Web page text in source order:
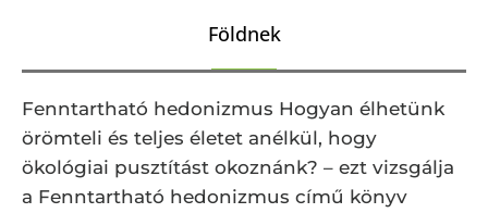
Földnek
Fenntartható hedonizmus Hogyan élhetünk
örömteli és teljes életet anélkül, hogy
ökológiai pusztítást okoznánk? – ezt vizsgálja
a Fenntartható hedonizmus című könyv